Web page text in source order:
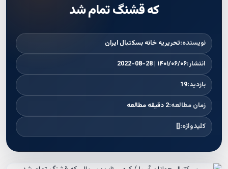
که قشنگ تمام شد
نویسنده:تحریریه خانه بسکتبال ایران
انتشار:۱۴۰۱/۰۶/۰۶ | 2022-08-28
بازدید:19
زمان مطالعه:2 دقیقه مطالعه
کلیدواژه:[]